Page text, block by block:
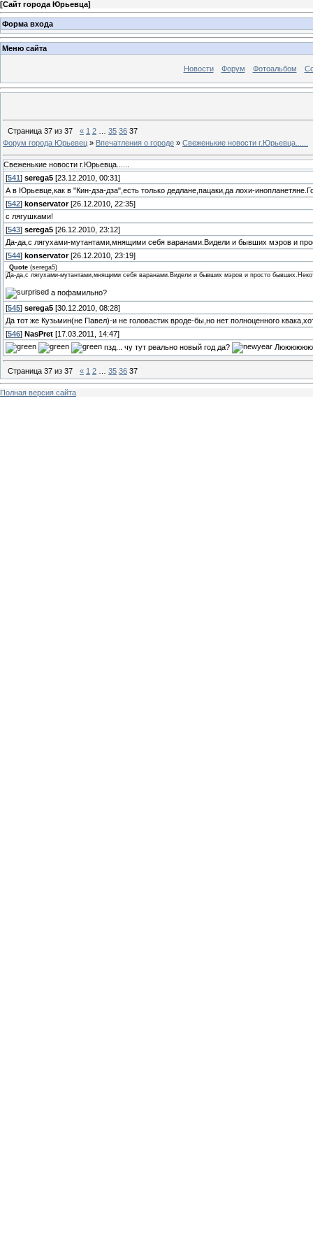
[Сайт города Юрьевца]
Форма входа
Меню сайта
Новости Форум Фотоальбом
Страница 37 из 37 « 1 2 35 36 37
Форум города Юрьевец » Впечатления о городе » Свеженькие новости г.Юрьевца......
Свеженькие новости г.Юрьевца......
[541 ] serega5 [23.12.2010, 00:31]
А в Юрьевце,как в "Кин-дза-дза",есть только дедлане,пацаки,да лохи-
[542] konservator[26.12.2010, 22:35]
с лягушками!
[543] serega5 [26.12.2010, 23:12]
Да-да,с лягухами-мутантами,мнящими себя варанами.Видели и бывших мэров и
[544] konservator[26.12.2010, 23:19]
Quote (serega5)
Да-да,с лягухами-мутантами,мнящими себя варанами.Видели и бывших мэров и просто
а пофамильно?
[545] serega5 [30.12.2010, 08:28]
Да тот же Кузьмин(не Павел)-и не головастик вроде-бы,но нет полноценного
[546] NasPret [17.03.2011, 14:47]
пзд... чу тут реально новый год да?
Страница 37 из 37 « 1 2 35 36 37
Полная версия сайта